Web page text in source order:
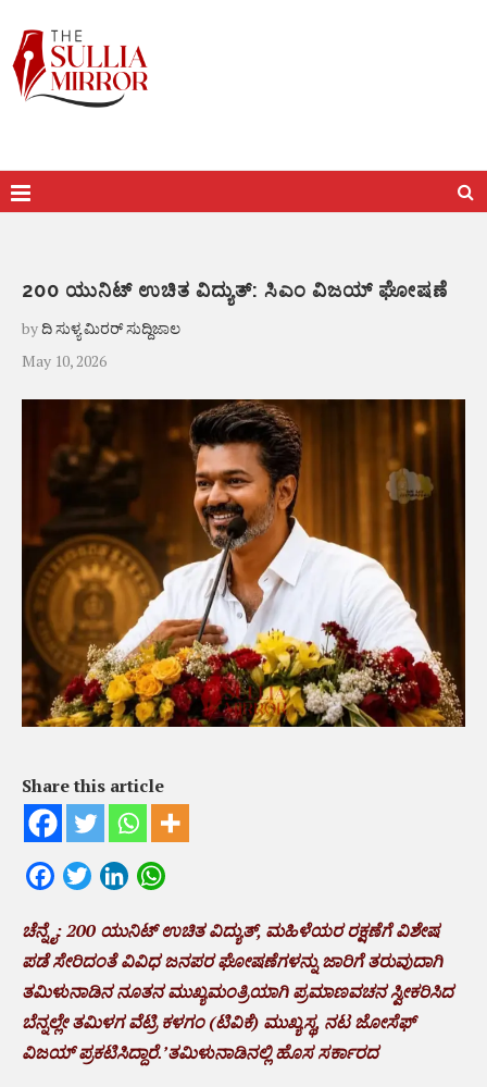
200 ಯುನಿಟ್ ಉಚಿತ ವಿದ್ಯುತ್: ಸಿಎಂ ವಿಜಯ್ ಘೋಷಣೆ
byದಿ ಸುಳ್ಯ ಮಿರರ್ ಸುದ್ದಿಜಾಲ
May 10, 2026
Share this article
FacebookTwitterLinkedIn
ಚೆನ್ನೈ: 200 ಯುನಿಟ್ ಉಚಿತ ವಿದ್ಯುತ್, ಮಹಿಳೆಯರ ರಕ್ಷಣೆಗೆ ವಿಶೇಷ
ಪಡೆ ಸೇರಿದಂತೆ ವಿವಿಧ ಜನಪರ ಘೋಷಣೆಗಳನ್ನು ಜಾರಿಗೆ ತರುವುದಾಗಿ
ತಮಿಳುನಾಡಿನ ನೂತನ ಮುಖ್ಯಮಂತ್ರಿಯಾಗಿ ಪ್ರಮಾಣವಚನ ಸ್ವೀಕರಿಸಿದ
ಬೆನ್ನಲ್ಲೇ ತಮಿಳಗ ವೆಟ್ರಿ ಕಳಗಂ (ಟಿವಿಕೆ) ಮುಖ್ಯಸ್ಥ, ನಟ ಜೋಸೆಫ್‌
ವಿಜಯ್ ಪ್ರಕಟಿಸಿದ್ದಾರೆ.’ತಮಿಳುನಾಡಿನಲ್ಲಿ ಹೊಸ ಸರ್ಕಾರದ